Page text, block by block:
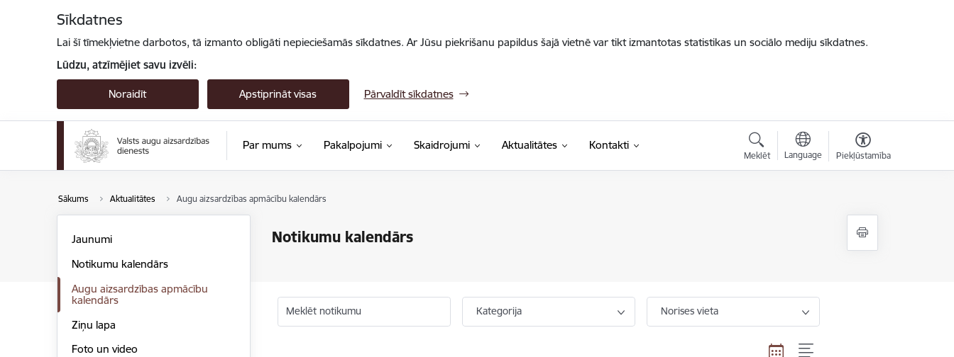
Sīkdatnes
Lai šī tīmekļvietne darbotos, tā izmanto obligāti nepieciešamās sīkdatnes. Ar Jūsu piekrišanu papildus šajā vietnē var tikt izmantotas statistikas un sociālo mediju sīkdatnes.
Lūdzu, atzīmējiet savu izvēli:
Noraidīt Apstiprināt visas Pārvaldīt sīkdatnes
Par mums Pakalpojumi Skaidrojumi Aktualitātes Kontakti
Meklēt Language Piekļūstamība
Sākums Aktualitātes Augu aizsardzības apmācību kalendārs
Notikumu kalendārs
Jaunumi
Notikumu kalendārs
Augu aizsardzības apmācību
kalendārs
Ziņu lapa
Foto un video
Meklēt notikumu Kategorija Norises vieta